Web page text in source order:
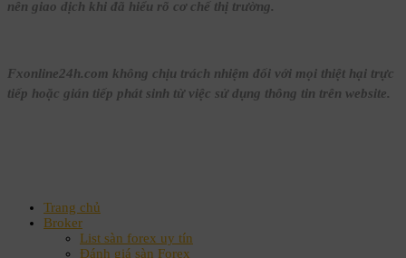
nên giao dịch khi đã hiểu rõ cơ chế thị trường.
Fxonline24h.com không chịu trách nhiệm đối với mọi thiệt hại trực
tiếp hoặc gián tiếp phát sinh từ việc sử dụng thông tin trên website.
Trang chủ
Broker
List sàn forex uy tín
Đánh giá sàn Forex